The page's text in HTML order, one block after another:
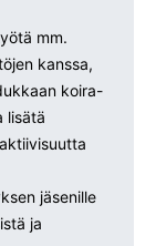
mm.
kanssa,
koira-
lisätä
jäsenille
ja